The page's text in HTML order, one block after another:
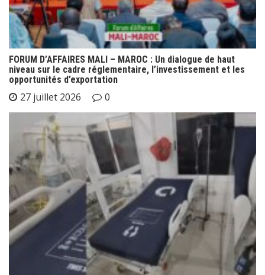
FORUM D’AFFAIRES MALI – MAROC : Un dialogue de haut
niveau sur le cadre réglementaire, l’investissement et les
opportunités d’exportation
27 juillet 2026 0